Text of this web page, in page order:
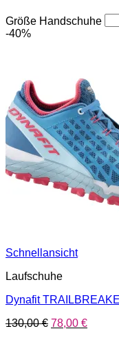
Größe Handschuhe
-40%
Schnellansicht
Laufschuhe
Dynafit
130,00€ Ursprünglicher
78,00 €